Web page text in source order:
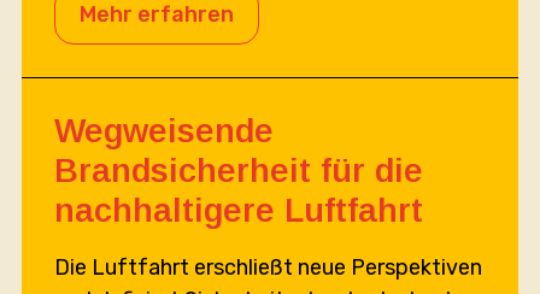
Mehr erfahren
Wegweisende
Brandsicherheit für die
nachhaltigere Luftfahrt
Die Luftfahrt erschließt neue Perspektiven